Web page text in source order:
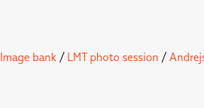
Image bank / LMT photo session /